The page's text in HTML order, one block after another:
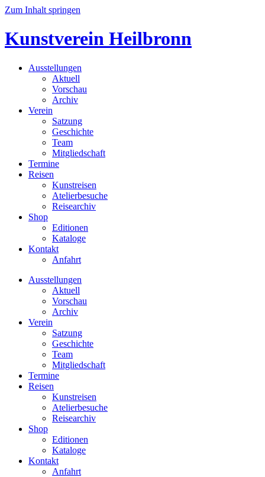
Zum Inhalt springen
Kunstverein Heilbronn
Ausstellungen
Aktuell
Vorschau
Archiv
Verein
Satzung
Geschichte
Team
Mitgliedschaft
Termine
Reisen
Kunstreisen
Atelierbesuche
Reisearchiv
Shop
Editionen
Kataloge
Kontakt
Anfahrt
Ausstellungen
Aktuell
Vorschau
Archiv
Verein
Satzung
Geschichte
Team
Mitgliedschaft
Termine
Reisen
Kunstreisen
Atelierbesuche
Reisearchiv
Shop
Editionen
Kataloge
Kontakt
Anfahrt